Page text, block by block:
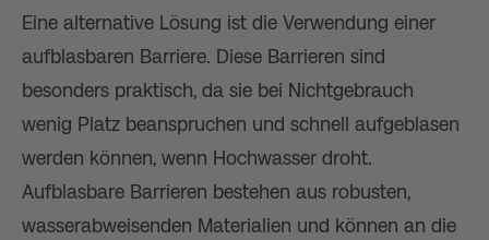
Eine alternative Lösung ist die Verwendung einer
aufblasbaren Barriere. Diese Barrieren sind
besonders praktisch, da sie bei Nichtgebrauch
wenig Platz beanspruchen und schnell aufgeblasen
werden können, wenn Hochwasser droht.
Aufblasbare Barrieren bestehen aus robusten,
wasserabweisenden Materialien und können an die